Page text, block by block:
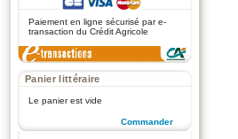
Paiement en ligne sécurisé par e-
transaction du Crédit Agricole
Panier littéraire
Le panier est vide
Commander